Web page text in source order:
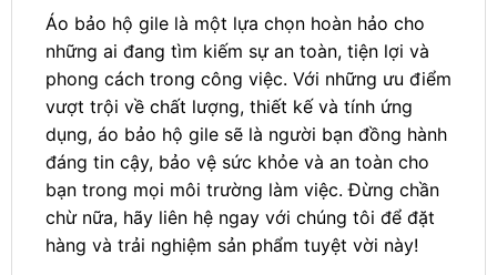
Áo bảo hộ gile là một lựa chọn hoàn hảo cho
những ai đang tìm kiếm sự an toàn, tiện lợi và
phong cách trong công việc. Với những ưu điểm
vượt trội về chất lượng, thiết kế và tính ứng
dụng, áo bảo hộ gile sẽ là người bạn đồng hành
đáng tin cậy, bảo vệ sức khỏe và an toàn cho
bạn trong mọi môi trường làm việc. Đừng chần
chừ nữa, hãy liên hệ ngay với chúng tôi để đặt
hàng và trải nghiệm sản phẩm tuyệt vời này!